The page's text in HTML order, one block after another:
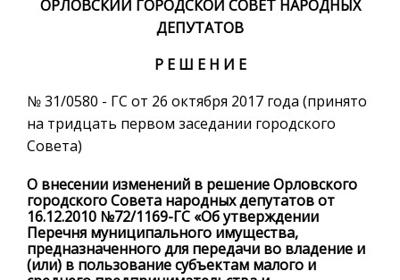
ОРЛОВСКИЙ ГОРОДСКОЙ СОВЕТ НАРОДНЫХ
ДЕПУТАТОВ
Р Е Ш Е Н И Е
№ 31/0580 - ГС от 26 октября 2017 года (принято
на тридцать первом заседании городского
Совета)
О внесении изменений в решение Орловского
городского Совета народных депутатов от
16.12.2010 №72/1169-ГС «Об утверждении
Перечня муниципального имущества,
предназначенного для передачи во владение и
(или) в пользование субъектам малого и